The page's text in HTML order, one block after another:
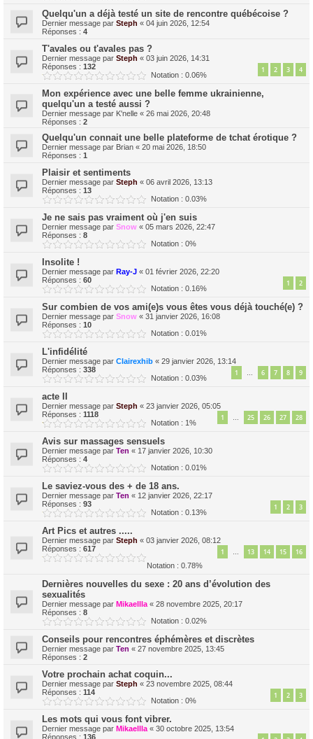
Quelqu'un a déjà testé un site de rencontre québécoise ?
Dernier message par Steph « 04 juin 2026, 12:54
Réponses : 4
T'avales ou t'avales pas ?
Dernier message par Steph « 03 juin 2026, 14:31
Réponses : 132 1 2 3 4
Notation : 0.06%
Mon expérience avec une belle femme ukrainienne,
quelqu'un a testé aussi ?
Dernier message par K'nelle « 26 mai 2026, 20:48
Réponses : 2
Quelqu'un connait une belle plateforme de tchat érotique ?
Dernier message par Brian « 20 mai 2026, 18:50
Réponses : 1
Plaisir et sentiments
Dernier message par Steph « 06 avril 2026, 13:13
Réponses : 13
Notation : 0.03%
Je ne sais pas vraiment où j'en suis
Dernier message par Snow « 05 mars 2026, 22:47
Réponses : 8
Notation : 0%
Insolite !
Dernier message par Ray-J « 01 février 2026, 22:20
Réponses : 60 1 2
Notation : 0.16%
Sur combien de vos ami(e)s vous êtes vous déjà touché(e) ?
Dernier message par Snow « 31 janvier 2026, 16:08
Réponses : 10
Notation : 0.01%
L'infidélité
Dernier message par Clairexhib « 29 janvier 2026, 13:14
Réponses : 338 1 … 6 7 8 9
Notation : 0.03%
acte II
Dernier message par Steph « 23 janvier 2026, 05:05
Réponses : 1118 1 … 25 26 27 28
Notation : 1%
Avis sur massages sensuels
Dernier message par Ten « 17 janvier 2026, 10:30
Réponses : 4
Notation : 0.01%
Le saviez-vous des + de 18 ans.
Dernier message par Ten « 12 janvier 2026, 22:17
Réponses : 93 1 2 3
Notation : 0.13%
Art Pics et autres .....
Dernier message par Steph « 03 janvier 2026, 08:12
Réponses : 617 1 … 13 14 15 16
Notation : 0.78%
Dernières nouvelles du sexe : 20 ans d’évolution des
sexualités
Dernier message par Mikaellla « 28 novembre 2025, 20:17
Réponses : 8
Notation : 0.02%
Conseils pour rencontres éphémères et discrètes
Dernier message par Ten « 27 novembre 2025, 13:45
Réponses : 2
Votre prochain achat coquin...
Dernier message par Steph « 23 novembre 2025, 08:44
Réponses : 114 1 2 3
Notation : 0%
Les mots qui vous font vibrer.
Dernier message par Mikaellla « 30 octobre 2025, 13:54
Réponses : 136